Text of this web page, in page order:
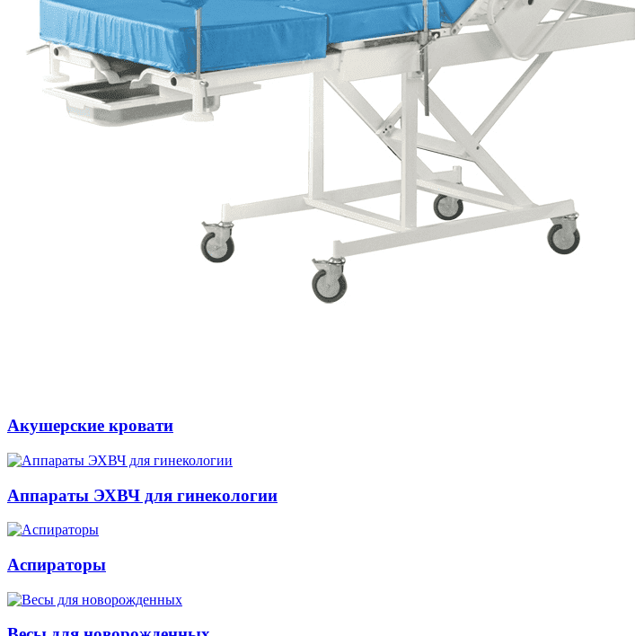
Акушерские кровати
Аппараты ЭХВЧ для гинекологии
Аспираторы